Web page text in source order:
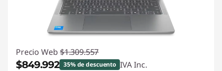
Precio Web $1.309.557
$849.992 35% de descuento IVA Inc.